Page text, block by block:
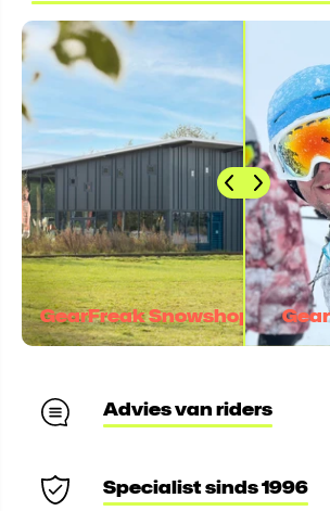
GearFreak Snowshop
Advies van riders
Specialist sinds 1996